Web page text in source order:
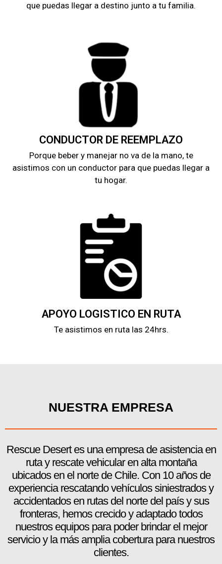
que puedas llegar a destino junto a tu familia.
CONDUCTOR DE REEMPLAZO
Porque beber y manejar no va de la mano, te
asistimos con un conductor para que puedas llegar a
tu hogar.
APOYO LOGISTICO EN RUTA
Te asistimos en ruta las 24hrs.
NUESTRA EMPRESA
Rescue Desert es una empresa de asistencia en
ruta y rescate vehicular en alta montaña
ubicados en el norte de Chile. Con 10 años de
experiencia rescatando vehículos siniestrados y
accidentados en rutas del norte del país y sus
fronteras, hemos crecido y adaptado todos
nuestros equipos para poder brindar el mejor
servicio y la más amplia cobertura para nuestros
clientes.